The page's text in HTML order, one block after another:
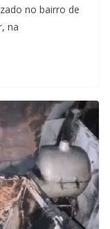
no bairro de
na